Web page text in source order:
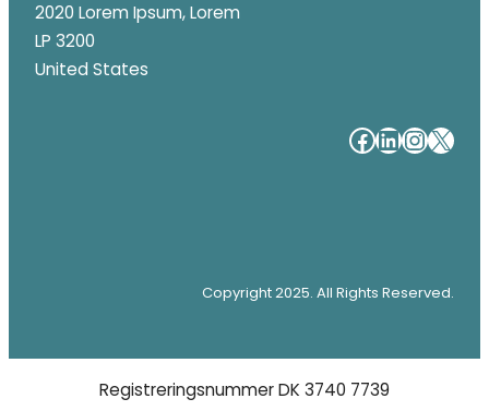
2020 Lorem Ipsum, Lorem
LP 3200
United States
####
Copyright 2025. All Rights Reserved.
Registreringsnummer DK 3740 7739